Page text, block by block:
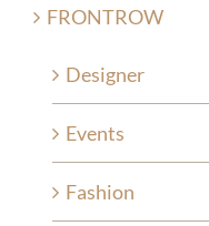
FRONTROW
Designer
Events
Fashion